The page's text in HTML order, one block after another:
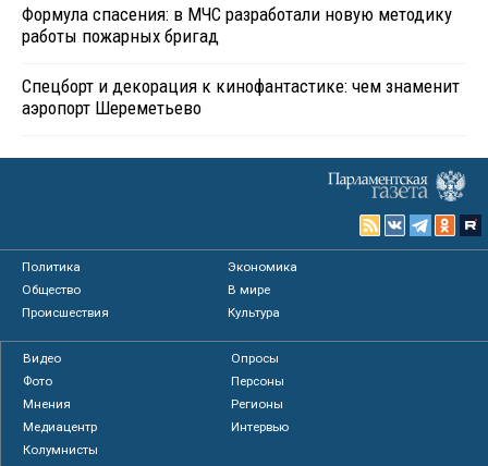
Формула спасения: в МЧС разработали новую методику
работы пожарных бригад
Спецборт и декорация к кинофантастике: чем знаменит
аэропорт Шереметьево
Политика
Экономика
Общество
В мире
Происшествия
Культура
Видео
Опросы
Фото
Персоны
Мнения
Регионы
Медиацентр
Интервью
Колумнисты